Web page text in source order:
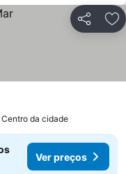
Partilhar
Centro da cidade
Ver preços